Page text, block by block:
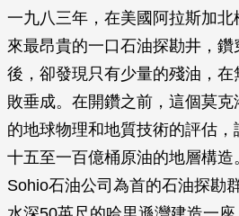
一九八三年，在美國阿拉斯加
來最昂貴的一口石油探勘井，
後，卻發現只有少量的殘油，
敗垂成。在開鑽之前，這個莫
的地球物理和地質技術的評估
十五至一百億桶原油的地層構
Sohio石油公司為首的石油探勘